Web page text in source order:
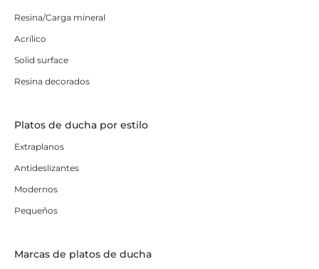
Resina/Carga mineral
Acrílico
Solid surface
Resina decorados
Platos de ducha por estilo
Extraplanos
Antideslizantes
Modernos
Pequeños
Marcas de platos de ducha